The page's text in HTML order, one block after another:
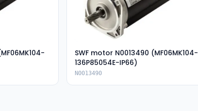
SWF motor N0013490 (MF06MK104-
136P85054E-IP66)
N0013490